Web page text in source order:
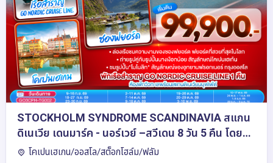
STOCKHOLM SYNDROME SCANDINAVIA สแกน
ดิเนเวีย เดนมาร์ค - นอร์เวย์ –สวีเดน 8 วัน 5 คืน โดย
สายการบินไทย (TG)
โคเปนเฮเกน/ออสโล/สต็อกโฮล์ม/ฟลัม